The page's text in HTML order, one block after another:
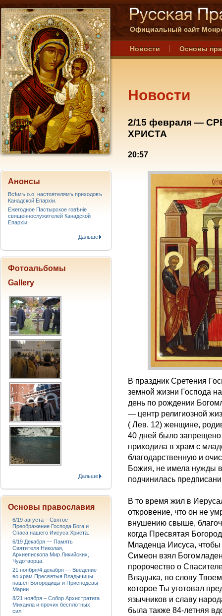
Официальный сайт
Новости Основы
Новости
2/15 февраля —
ХРИСТА
20:57
В праздник Сретения
земной жизни Господа
день по рождении
— центр религиозной
( Лев. 12) женщине,
40 дней было запрещено
приходила в храм с
благодарственную и
Божия, не имела нужды
подчинилась
В то время жил в
откровение, что он не
внушению свыше,
когда Пресвятая
Младенца Иисуса,
Симеон взял
пророчество о
Владыка, по слову
которое Ты уготовал
язычников и славу
была также 84-летняя
Анонсы
Всѣмъ о.о. настоятелямъ приходовъ
Канадской Епархiи.
Ежегодное Пастырское говѣніе
священнослужителей Канадской
Епархіи.
Дальше
Фотоальбомы
Gallery
Дальше
Основы православия
6/19 августа – Святое
Преображение Господа Бога и
Спаса нашего Иисуса Христа.
6/19 Декабря — Память
Святителя Николая,
Архиепископа Мир Ликийских,
Чудотворца.
21 ноября/4 декабря — Введение
во храм Пресвятыя Владычицы
нашея Богородицы и Приснодевы
Марии
8/21 ноября – Собор Архистратига
Михаила и прочих бесплотных
сил